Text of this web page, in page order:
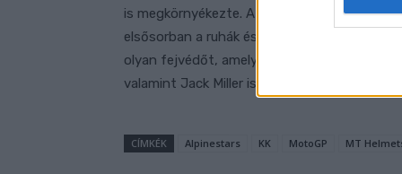
is megkörnyékezte. Az olasz vállalat
elsősorban a ruhák és más egyéb
olyan fejvédőt, amelyet a FIM elfogadott,
valamint Jack Miller is az ő sisakjukat
CÍMKÉK Alpinestars KK MotoGP MT